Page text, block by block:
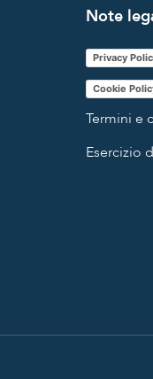
Note
Privacy
Cookie
Termini e
Esercizio